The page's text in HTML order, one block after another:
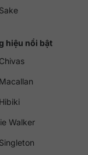
hiệu nổi bật
Walker